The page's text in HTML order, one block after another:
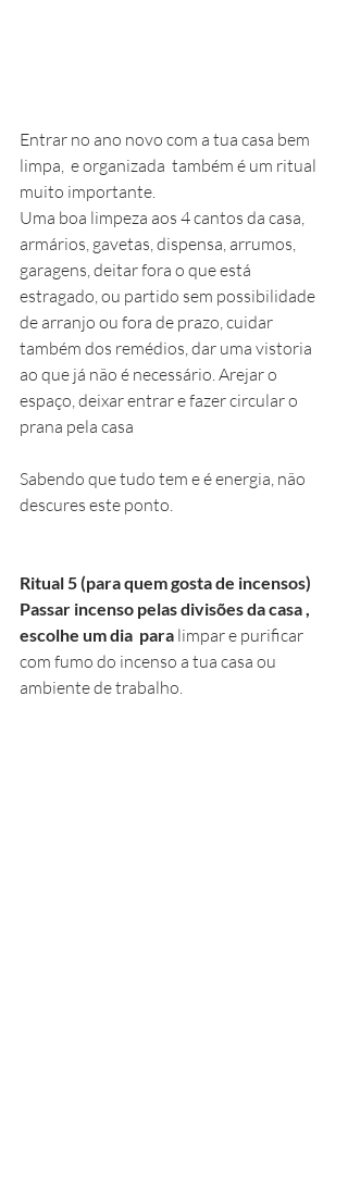
Entrar no ano novo com a tua casa bem
limpa,  e organizada  também é um ritual
muito importante.
Uma boa limpeza aos 4 cantos da casa,
armários, gavetas, dispensa, arrumos,
garagens, deitar fora o que está
estragado, ou partido sem possibilidade
de arranjo ou fora de prazo, cuidar
também dos remédios, dar uma vistoria
ao que já não é necessário. Arejar o
espaço, deixar entrar e fazer circular o
prana pela casa
Sabendo que tudo tem e é energia, não
descures este ponto.
Ritual 5 (para quem gosta de incensos)
Passar incenso pelas divisões da casa ,
escolhe um dia  para limpar e purificar
com fumo do incenso a tua casa ou
ambiente de trabalho.